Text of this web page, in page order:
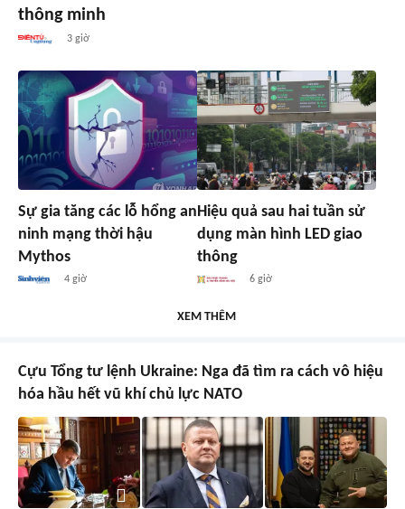
thông minh
3 giờ
Sự gia tăng các lỗ hổng an
ninh mạng thời hậu
Mythos
4 giờ
Hiệu quả sau hai tuần sử
dụng màn hình LED giao
thông
6 giờ
XEM THÊM
Cựu Tổng tư lệnh Ukraine: Nga đã tìm ra cách vô hiệu
hóa hầu hết vũ khí chủ lực NATO